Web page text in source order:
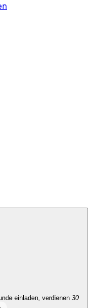
einladen, verdienen 30